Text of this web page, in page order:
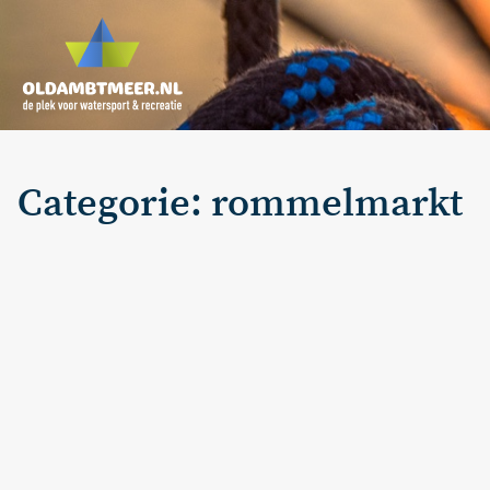
Categorie: rommelmarkt